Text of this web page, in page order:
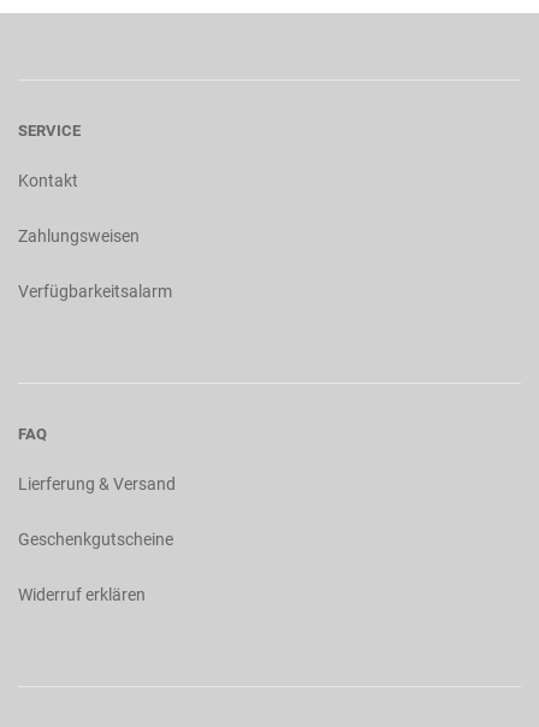
SERVICE
Kontakt
Zahlungsweisen
Verfügbarkeitsalarm
FAQ
Lierferung & Versand
Geschenkgutscheine
Widerruf erklären